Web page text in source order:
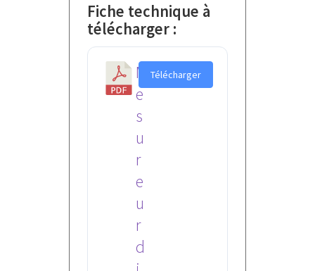
Fiche technique à
télécharger :
M
e
s
u
r
e
u
r
d
Télécharger